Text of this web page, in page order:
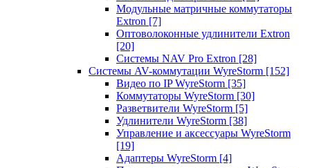
Модульные матричные коммутаторы
Extron [7]
Оптоволоконные удлинители Extron
[20]
Системы NAV Pro Extron [28]
Системы AV-коммутации WyreStorm [152]
Видео по IP WyreStorm [35]
Коммутаторы WyreStorm [30]
Разветвители WyreStorm [5]
Удлинители WyreStorm [38]
Управление и аксессуары WyreStorm
[19]
Адаптеры WyreStorm [4]